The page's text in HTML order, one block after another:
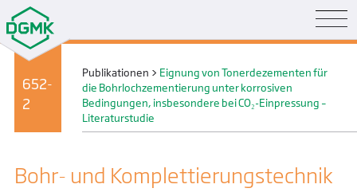
652-
2
Publikationen > Eignung von Tonerdezementen für
die Bohrlochzementierung unter korrosiven
Bedingungen, insbesondere bei CO₂-Einpressung –
Literaturstudie
Bohr- und Komplettierungs­technik